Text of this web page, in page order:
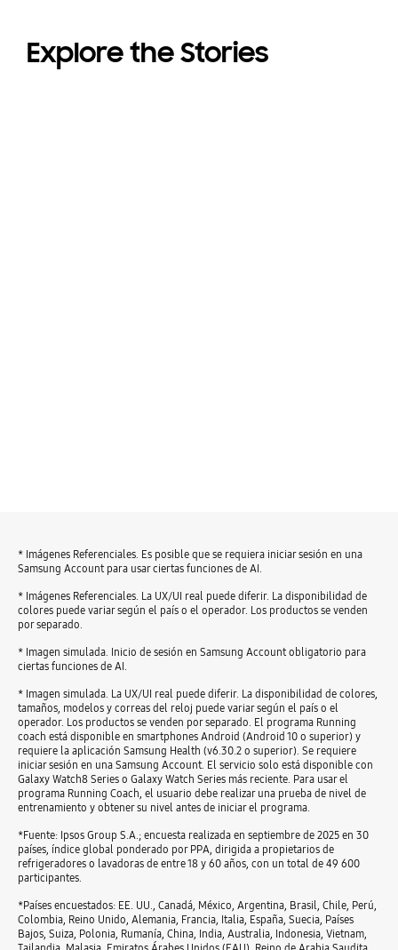
Explore the Stories
* Imágenes Referenciales. Es posible que se requiera iniciar sesión en una
Samsung Account para usar ciertas funciones de AI.
* Imágenes Referenciales. La UX/UI real puede diferir. La disponibilidad de
colores puede variar según el país o el operador. Los productos se venden
por separado.
* Imagen simulada. Inicio de sesión en Samsung Account obligatorio para
ciertas funciones de AI.
* Imagen simulada. La UX/UI real puede diferir. La disponibilidad de colores,
tamaños, modelos y correas del reloj puede variar según el país o el
operador. Los productos se venden por separado. El programa Running
coach está disponible en smartphones Android (Android 10 o superior) y
requiere la aplicación Samsung Health (v6.30.2 o superior). Se requiere
iniciar sesión en una Samsung Account. El servicio solo está disponible con
Galaxy Watch8 Series o Galaxy Watch Series más reciente. Para usar el
programa Running Coach, el usuario debe realizar una prueba de nivel de
entrenamiento y obtener su nivel antes de iniciar el programa.
*Fuente: Ipsos Group S.A.; encuesta realizada en septiembre de 2025 en 30
países, índice global ponderado por PPA, dirigida a propietarios de
refrigeradores o lavadoras de entre 18 y 60 años, con un total de 49 600
participantes.
*Países encuestados: EE. UU., Canadá, México, Argentina, Brasil, Chile, Perú,
Colombia, Reino Unido, Alemania, Francia, Italia, España, Suecia, Países
Bajos, Suiza, Polonia, Rumanía, China, India, Australia, Indonesia, Vietnam,